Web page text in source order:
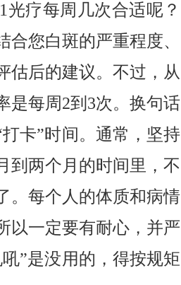
光疗每周几次合适呢？
您白斑的严重程度、
估后的建议。不过，从
是每周2到3次。换句话
卡”时间。通常，坚持
到两个月的时间里，不
。每个人的体质和病情
以一定要有耐心，并严
”是没用的，得按规矩